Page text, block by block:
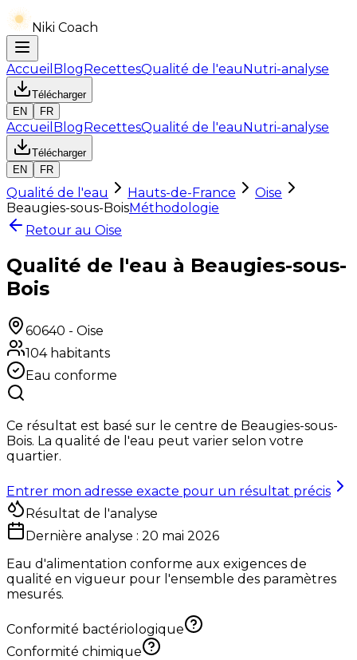
Niki Coach
Accueil BlogRecettesQualité de l'eauNutri-analyse
Télécharger
EN
FR
Accueil BlogRecettesQualité de l'eauNutri-analyse
Télécharger
EN
FR
Qualité de l'eau Hauts-de-France
Oise
Beaugies-sous-BoisMéthodologie
Retour au Oise
Qualité de l'eau à Beaugies-sous-
Bois
60640 - Oise
104habitants
Eau conforme
Ce résultat est basé sur le centre de Beaugies-sous-
Bois. La qualité de l'eau peut varier selon votre
quartier.
Entrer mon adresse exacte pour un résultat précis
Résultat de l'analyse
Dernière analyse : 20 mai 2026
Eau d'alimentation conforme aux exigences de
qualité en vigueur pour l'ensemble des paramètres
mesurés.
Conformité bactériologique
Conformité chimique